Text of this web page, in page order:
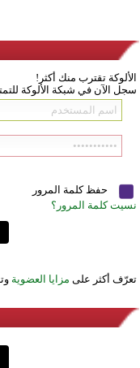
الألوكة تقترب منك أكثر!
سجل الآن في شبكة الألوكة
حفظ كلمة المرور
نسيت كلمة المرور؟
تعرّف أكثر على مزايا العضوية